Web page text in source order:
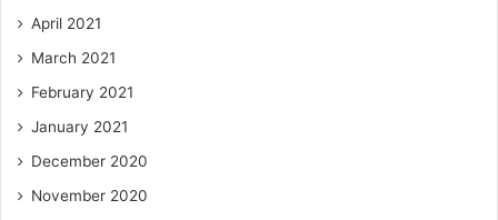
April 2021
March 2021
February 2021
January 2021
December 2020
November 2020